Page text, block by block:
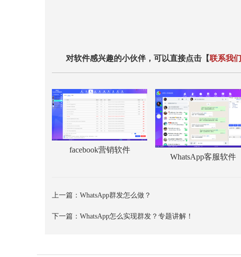
对软件感兴趣的小伙伴，可以直接点击【联系我们
facebook营销软件
WhatsApp客服软件
上一篇：WhatsApp群发怎么做？
下一篇：WhatsApp怎么实现群发？专题讲解！